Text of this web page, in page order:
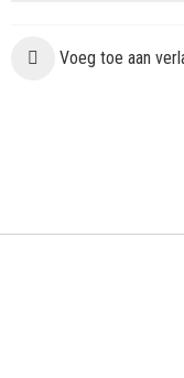
Voeg toe aan